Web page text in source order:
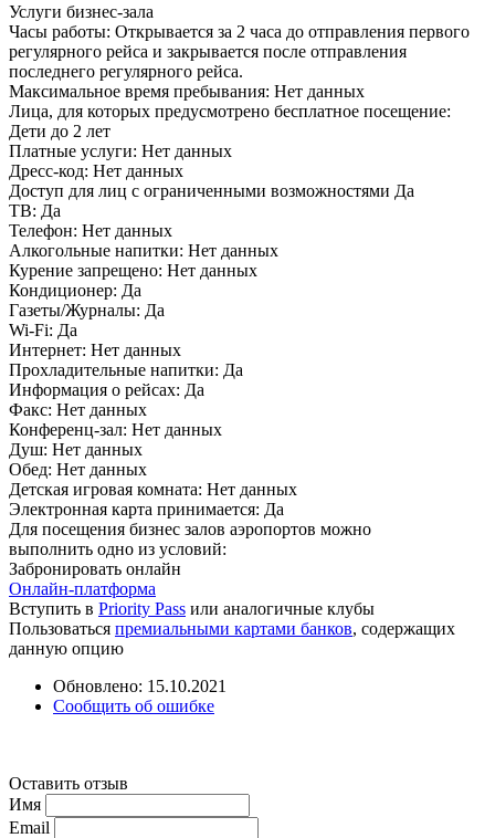
Услуги бизнес-зала
Часы работы: Открывается за 2 часа до отправления первого
регулярного рейса и закрывается после отправления
последнего регулярного рейса.
Максимальное время пребывания: Нет данных
Лица, для которых предусмотрено бесплатное посещение:
Дети до 2 лет
Платные услуги: Нет данных
Дресс-код: Нет данных
Доступ для лиц с ограниченными возможностями Да
ТВ: Да
Телефон: Нет данных
Алкогольные напитки: Нет данных
Курение запрещено: Нет данных
Кондиционер: Да
Газеты/Журналы: Да
Wi-Fi: Да
Интернет: Нет данных
Прохладительные напитки: Да
Информация о рейсах: Да
Факс: Нет данных
Конференц-зал: Нет данных
Душ: Нет данных
Обед: Нет данных
Детская игровая комната: Нет данных
Электронная карта принимается: Да
Для посещения бизнес залов аэропортов можно
выполнить одно из условий:
Забронировать онлайн
Онлайн-платформа
Вступить в Priority Pass или аналогичные клубы
Пользоваться премиальными картами банков, содержащих
данную опцию
Обновлено: 15.10.2021
Сообщить об ошибке
Оставить отзыв
Имя
Email